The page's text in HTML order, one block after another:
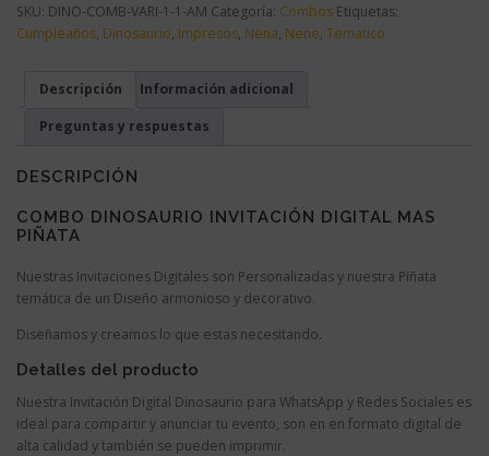
SKU: DINO-COMB-VARI-1-1-AM Categoría: Combos Etiquetas:
Cumpleaños, Dinosaurio, Impresos, Nena, Nene, Tematico
Descripción Información adicional
Preguntas y respuestas
DESCRIPCIÓN
COMBO DINOSAURIO INVITACIÓN DIGITAL MAS
PIÑATA
Nuestras Invitaciones Digitales son Personalizadas y nuestra Piñata
temática de un Diseño armonioso y decorativo.
Diseñamos y creamos lo que estas necesitando.
Detalles del producto
Nuestra Invitación Digital Dinosaurio para WhatsApp y Redes Sociales es
ideal para compartir y anunciar tu evento, son en en formato digital de
alta calidad y también se pueden imprimir.